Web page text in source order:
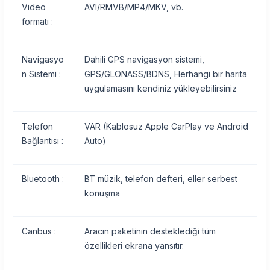
Video
formatı :
AVI/RMVB/MP4/MKV, vb.
Navigasyo
n Sistemi :
Dahili GPS navigasyon sistemi,
GPS/GLONASS/BDNS, Herhangi bir harita
uygulamasını kendiniz yükleyebilirsiniz
Telefon
Bağlantısı :
VAR (Kablosuz Apple CarPlay ve Android
Auto)
Bluetooth :
BT müzik, telefon defteri, eller serbest
konuşma
Canbus :
Aracın paketinin desteklediği tüm
özellikleri ekrana yansıtır.